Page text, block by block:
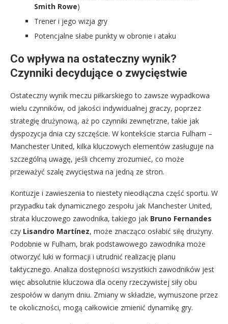
Smith Rowe)
Trener i jego wizja gry
Potencjalne słabe punkty w obronie i ataku
Co wpływa na ostateczny wynik?
Czynniki decydujące o zwycięstwie
Ostateczny wynik meczu piłkarskiego to zawsze wypadkowa
wielu czynników, od jakości indywidualnej graczy, poprzez
strategię drużynową, aż po czynniki zewnętrzne, takie jak
dyspozycja dnia czy szczęście. W kontekście starcia Fulham –
Manchester United, kilka kluczowych elementów zasługuje na
szczególną uwagę, jeśli chcemy zrozumieć, co może
przeważyć szalę zwycięstwa na jedną ze stron.
Kontuzje i zawieszenia to niestety nieodłączna część sportu. W
przypadku tak dynamicznego zespołu jak Manchester United,
strata kluczowego zawodnika, takiego jak Bruno Fernandes
czy Lisandro Martínez, może znacząco osłabić siłę drużyny.
Podobnie w Fulham, brak podstawowego zawodnika może
otworzyć luki w formacji i utrudnić realizację planu
taktycznego. Analiza dostępności wszystkich zawodników jest
więc absolutnie kluczowa dla oceny rzeczywistej siły obu
zespołów w danym dniu. Zmiany w składzie, wymuszone przez
te okoliczności, mogą całkowicie zmienić dynamikę gry.